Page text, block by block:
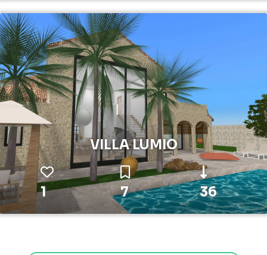
VILLA LUMIO
1 7 36